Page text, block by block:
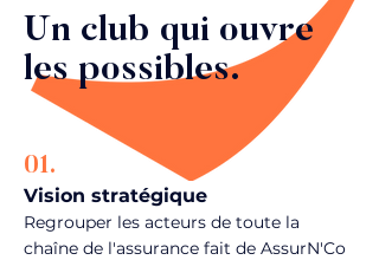
Un club qui ouvre
les possibles.
01.
Vision stratégique
Regrouper les acteurs de toute la
chaîne de l'assurance fait de AssurN'Co